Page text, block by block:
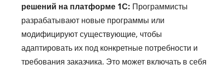
решений на платформе 1С: Программисты
разрабатывают новые программы или
модифицируют существующие, чтобы
адаптировать их под конкретные потребности и
требования заказчика. Это может включать в себя